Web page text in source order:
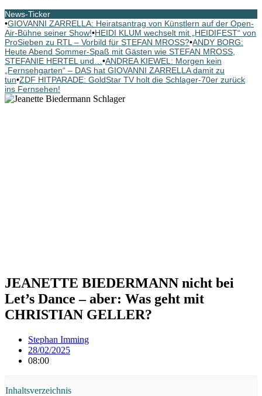
News-Ticker
•GIOVANNI ZARRELLA: Heiratsantrag von Künstlern auf der Open-
Air-Bühne seiner Show!•HEIDI KLUM wechselt mit „HEIDIFEST“ von
ProSieben zu RTL – Vorbild für STEFAN MROSS?•ANDY BORG:
Heute Abend Sommer-Spaß mit Gästen wie STEFAN MROSS,
STEFANIE HERTEL und… •ANDREA KIEWEL: Morgen kein
„Fernsehgarten“ – DAS hat GIOVANNI ZARRELLA damit zu
tun•ZDF HITPARADE: GoldStar TV holt die Schlager-70er zurück
ins Fernsehen!
JEANETTE BIEDERMANN nicht bei
Let’s Dance – aber: Was geht mit
CHRISTIAN GELLER?
Stephan Imming
28/02/2025
08:00
Inhaltsverzeichnis